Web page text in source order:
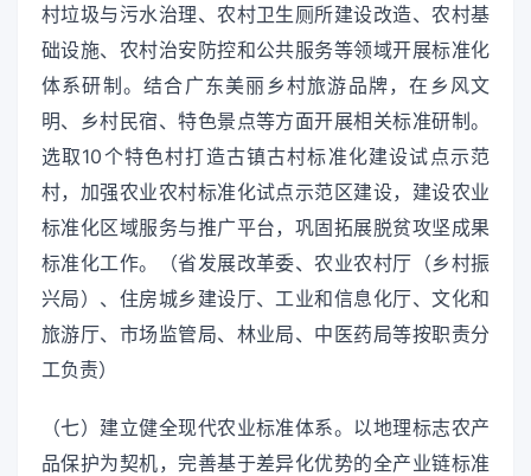
村垃圾与污水治理、农村卫生厕所建设改造、农村基
础设施、农村治安防控和公共服务等领域开展标准化
体系研制。结合广东美丽乡村旅游品牌，在乡风文
明、乡村民宿、特色景点等方面开展相关标准研制。
选取10个特色村打造古镇古村标准化建设试点示范
村，加强农业农村标准化试点示范区建设，建设农业
标准化区域服务与推广平台，巩固拓展脱贫攻坚成果
标准化工作。（省发展改革委、农业农村厅（乡村振
兴局）、住房城乡建设厅、工业和信息化厅、文化和
旅游厅、市场监管局、林业局、中医药局等按职责分
工负责）
（七）建立健全现代农业标准体系。以地理标志农产
品保护为契机，完善基于差异化优势的全产业链标准